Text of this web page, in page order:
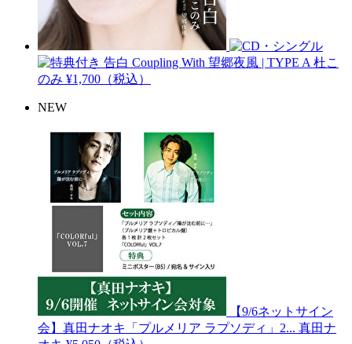
告白 Coupling With 望郷夜風 | TYPE A 杜こ
のみ ¥1,700（税込）
NEW
【9/6ネットサイン
会】真田ナオキ「プルメリア ラプソディ」2... 真田ナ